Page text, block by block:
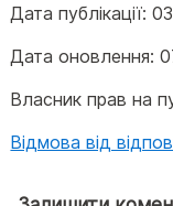
Дата публікації:
Дата оновлення:
Власник прав на
Відмова від